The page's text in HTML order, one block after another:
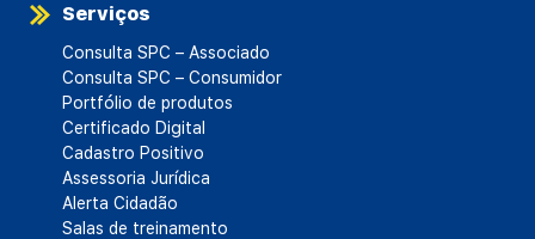
Serviços
Consulta SPC – Associado
Consulta SPC – Consumidor
Portfólio de produtos
Certificado Digital
Cadastro Positivo
Assessoria Jurídica
Alerta Cidadão
Salas de treinamento